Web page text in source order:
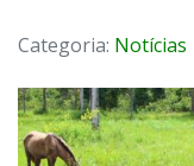
Categoria: Notícias